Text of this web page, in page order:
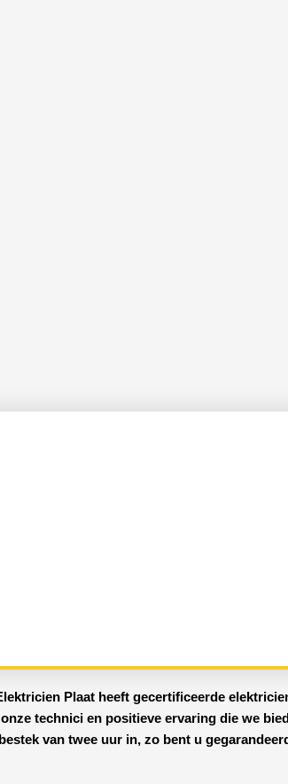
Plaat heeft gecertificeerde
technici en positieve ervaring die we
van twee uur in, zo bent u